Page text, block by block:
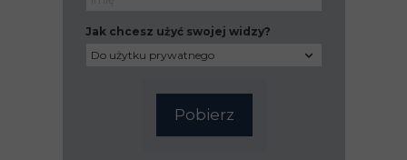
Jak chcesz użyć swojej widzy?
Pobierz